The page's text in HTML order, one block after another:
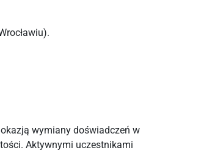
wymiany doświadczeń w
Aktywnymi uczestnikami